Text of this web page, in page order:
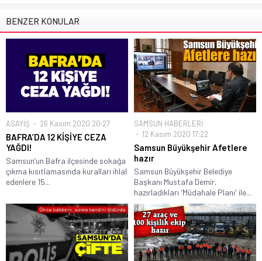
BENZER KONULAR
ASAYİŞ 26 Kasım 2020 20:27
BAFRA’DA 12 KİŞİYE CEZA
YAĞDI!
Samsun’un Bafra ilçesinde sokağa
çıkma kısıtlamasında kuralları ihlal
edenlere 15...
SAMSUN HABERLERİ
12 Kasım 2020 17:22
Samsun Büyükşehir Afetlere
hazır
Samsun Büyükşehir Belediye
Başkanı Mustafa Demir,
hazırladıkları 'Müdahale Planı' ile...